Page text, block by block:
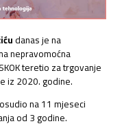
danas je na
nepravomoćna
teretio za trgovanje
iz 2020. godine.
na 11 mjeseci
od 3 godine.